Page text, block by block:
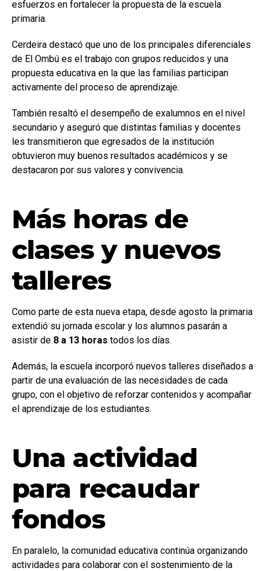
esfuerzos en fortalecer la propuesta de la escuela
primaria.
Cerdeira destacó que uno de los principales diferenciales
de El Ombú es el trabajo con grupos reducidos y una
propuesta educativa en la que las familias participan
activamente del proceso de aprendizaje.
También resaltó el desempeño de exalumnos en el nivel
secundario y aseguró que distintas familias y docentes
les transmitieron que egresados de la institución
obtuvieron muy buenos resultados académicos y se
destacaron por sus valores y convivencia.
Más horas de
clases y nuevos
talleres
Como parte de esta nueva etapa, desde agosto la primaria
extendió su jornada escolar y los alumnos pasarán a
asistir de 8 a 13 horas todos los días.
Además, la escuela incorporó nuevos talleres diseñados a
partir de una evaluación de las necesidades de cada
grupo, con el objetivo de reforzar contenidos y acompañar
el aprendizaje de los estudiantes.
Una actividad
para recaudar
fondos
En paralelo, la comunidad educativa continúa organizando
actividades para colaborar con el sostenimiento de la